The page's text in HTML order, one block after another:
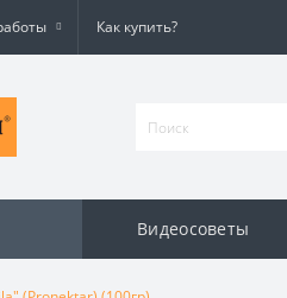
Как купить?
Видеосоветы